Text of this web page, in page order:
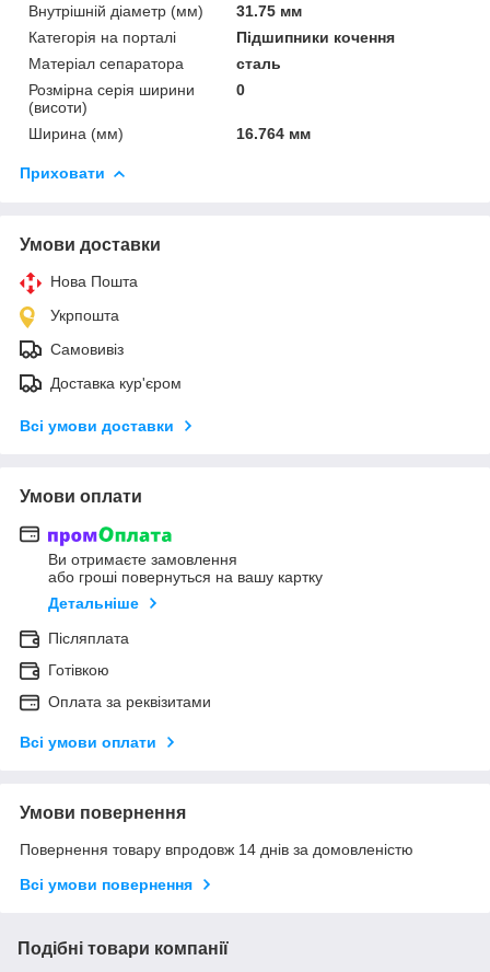
Внутрішній діаметр (мм)
31.75 мм
Категорія на порталі
Підшипники кочення
Матеріал сепаратора
сталь
Розмірна серія ширини
(висоти)
0
Ширина (мм) 16.764 мм
Приховати
Умови доставки
Нова Пошта
Укрпошта
Самовивіз
Доставка кур'єром
Всі умови доставки
Умови оплати
Ви отримаєте замовлення
або гроші повернуться на вашу картку
Детальніше
Післяплата
Готівкою
Оплата за реквізитами
Всі умови оплати
Умови повернення
Повернення товару впродовж 14 днів за домовленістю
Всі умови повернення
Подібні товари компанії